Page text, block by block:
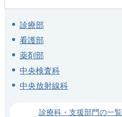
診療部
看護部
薬剤部
中央検査科
中央放射線科
診療科・支援部門の一覧